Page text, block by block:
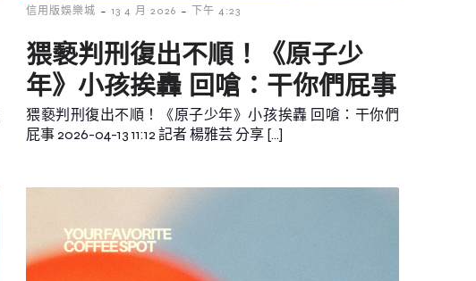
信用版娛樂城 - 13 4 月 2026 - 下午 4:23
猥褻判刑復出不順！《原子少
年》小孩挨轟 回嗆：干你們屁事
猥褻判刑復出不順！《原子少年》小孩挨轟 回嗆：干你們
屁事 2026-04-13 11:12 記者 楊雅芸 分享 […]